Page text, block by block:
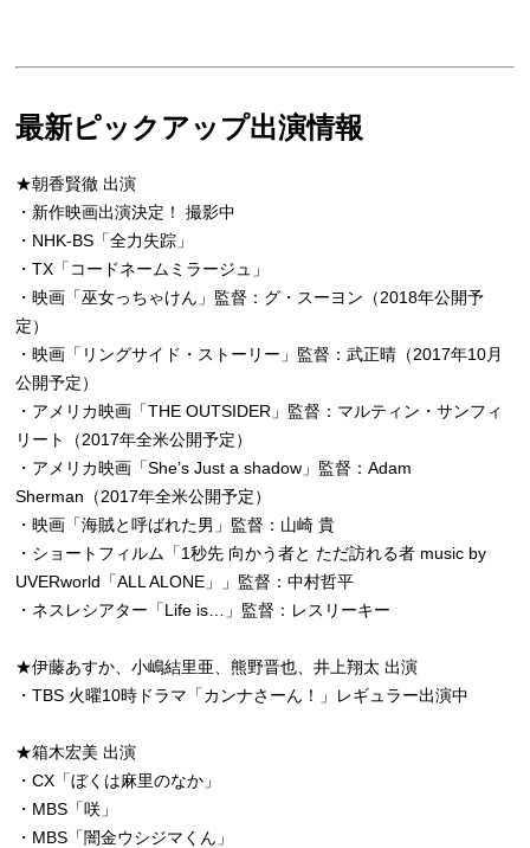
最新ピックアップ出演情報
★朝香賢徹 出演
・新作映画出演決定！ 撮影中
・NHK-BS「全力失踪」
・TX「コードネームミラージュ」
・映画「巫女っちゃけん」監督：グ・スーヨン（2018年公開予
定）
・映画「リングサイド・ストーリー」監督：武正晴（2017年10月
公開予定）
・アメリカ映画「THE OUTSIDER」監督：マルティン・サンフィ
リート（2017年全米公開予定）
・アメリカ映画「She’s Just a shadow」監督：Adam
Sherman（2017年全米公開予定）
・映画「海賊と呼ばれた男」監督：山崎 貴
・ショートフィルム「1秒先 向かう者と ただ訪れる者 music by
UVERworld「ALL ALONE」」監督：中村哲平
・ネスレシアター「Life is…」監督：レスリーキー
★伊藤あすか、小嶋結里亜、熊野晋也、井上翔太 出演
・TBS 火曜10時ドラマ「カンナさーん！」レギュラー出演中
★箱木宏美 出演
・CX「ぼくは麻里のなか」
・MBS「咲」
・MBS「闇金ウシジマくん」